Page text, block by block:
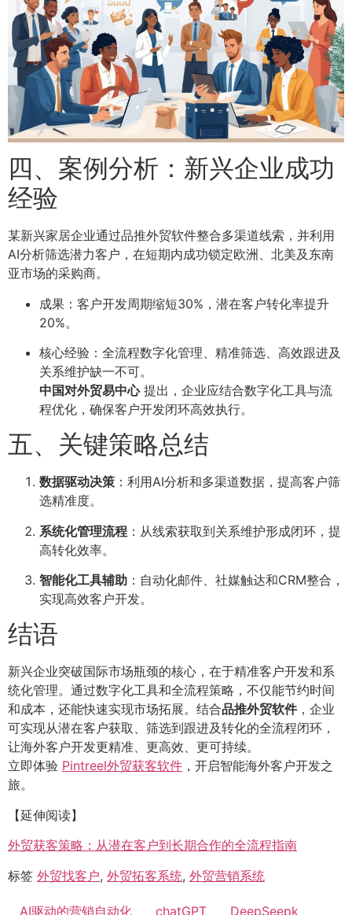
四、案例分析：新兴企业成功
经验
某新兴家居企业通过品推外贸软件整合多渠道线索，并利用
AI分析筛选潜力客户，在短期内成功锁定欧洲、北美及东南
亚市场的采购商。
成果：客户开发周期缩短30%，潜在客户转化率提升
20%。
核心经验：全流程数字化管理、精准筛选、高效跟进及
关系维护缺一不可。
中国对外贸易中心提出，企业应结合数字化工具与流
程优化，确保客户开发闭环高效执行。
五、关键策略总结
数据驱动决策 ：利用AI分析和多渠道数据，提高客户筛
选精准度。
系统化管理流程 ：从线索获取到关系维护形成闭环，提
高转化效率。
智能化工具辅助 ：自动化邮件、社媒触达和CRM整合，
实现高效客户开发。
结语
新兴企业突破国际市场瓶颈的核心，在于精准客户开发和系
统化管理。通过数字化工具和全流程策略，不仅能节约时间
和成本，还能快速实现市场拓展。结合品推外贸软件，企业
可实现从潜在客户获取、筛选到跟进及转化的全流程闭环，
让海外客户开发更精准、更高效、更可持续。
立即体验 Pintreel外贸获客软件 ，开启智能海外客户开发之
旅。
【延伸阅读】
外贸获客策略：从潜在客户到长期合作的全流程指南
标签 外贸找客户, 外贸拓客系统, 外贸营销系统
AI驱动的营销自动化 chatGPT DeepSeepk